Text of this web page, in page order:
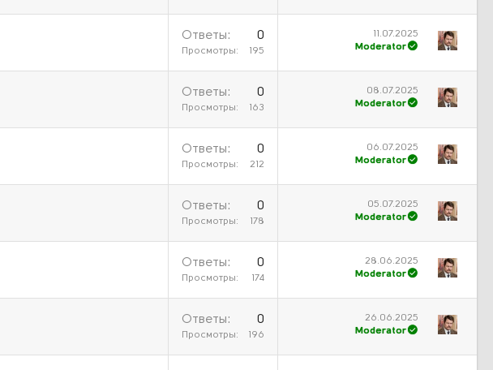
Ответы 0
Просмотры 195
11.07.2025
Moderator
Ответы 0
Просмотры 163
08.07.2025
Moderator
Ответы 0
Просмотры 212
06.07.2025
Moderator
Ответы 0
Просмотры 178
05.07.2025
Moderator
Ответы 0
Просмотры 174
28.06.2025
Moderator
Ответы 0
Просмотры 196
26.06.2025
Moderator